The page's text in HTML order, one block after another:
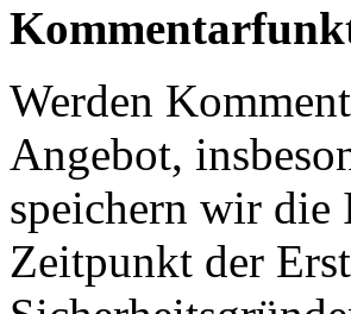
Werden
Angebot,
speichern wir die
Zeitpunkt der